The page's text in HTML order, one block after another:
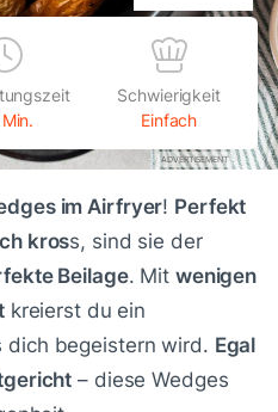
Schwierigkeit
Einfach
ADVERTISEMENT
im Airfryer! Perfekt
kross, sind sie der
Beilage. Mit wenigen
kreierst du ein
dich begeistern wird. Egal
– diese Wedges